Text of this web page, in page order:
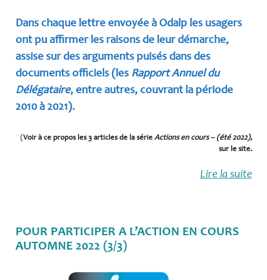
Dans chaque lettre envoyée à Odalp les usagers
ont pu affirmer les raisons de leur démarche,
assise sur des arguments puisés dans des
documents officiels (les Rapport Annuel du
Délégataire, entre autres, couvrant la période
2010 à 2021).
(Voir à ce propos les 3 articles de la série Actions en cours – (été 2022),
sur le site.
Lire la suite
POUR PARTICIPER A L’ACTION EN COURS
AUTOMNE 2022 (3/3)